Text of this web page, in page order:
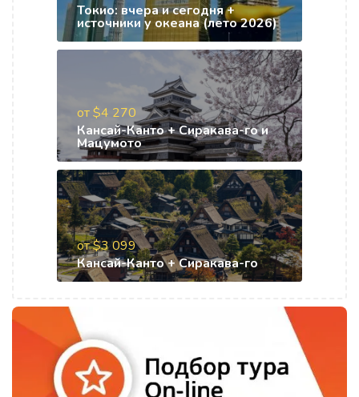
Токио: вчера и сегодня +
источники у океана (лето 2026)
от $4 270
Кансай-Канто + Сиракава-го и
Мацумото
от $3 099
Кансай-Канто + Сиракава-го